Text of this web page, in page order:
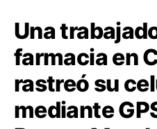
Una
farmacia en
rastreó su
mediante